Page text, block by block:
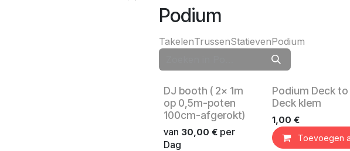
Podium
TakelenTrussenStatievenPodium
Verhuurproduct
DJ booth ( 2x 1m
op 0,5m-poten
100cm-afgerokt)
van 30,00 € per
Dag
Verhuurproduct
Podium Deck to
Deck klem
1,00 €
Toevoegen